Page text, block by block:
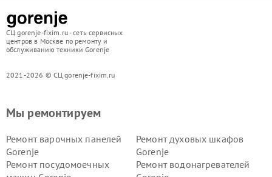
СЦ gorenje-fixim.ru - сеть сервисных
центров в Москве по ремонту и
обслуживанию техники Gorenje
2021-2026 © СЦ gorenje-fixim.ru
Мы ремонтируем
Ремонт варочных панелей
Gorenje
Ремонт духовых шкафов
Gorenje
Ремонт посудомоечных
Ремонт водонагревателей